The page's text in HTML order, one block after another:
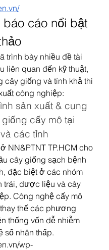
cáo nổi bật
trình bày nhiều đề tài
liên quan đến kỹ thuật,
cây giống và tính khả thi
công nghiệp:
sản xuất & cung
cấy mô tại
các tỉnh
NN&PTNT TP.HCM cho
cây giống sạch bệnh
đặc biệt ở các nhóm
trái, dược liệu và cây
Công nghệ cấy mô
thế các phương
thống vốn dễ nhiễm
số nhân thấp.
wp-